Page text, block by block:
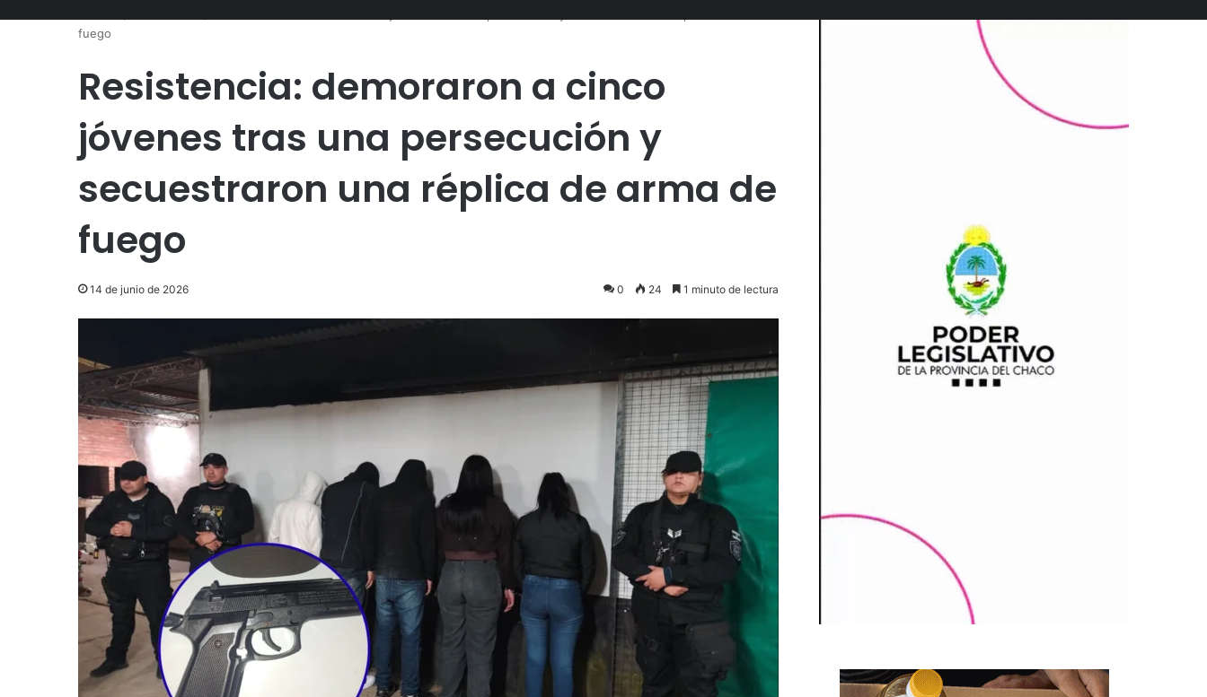
fuego
Resistencia: demoraron a cinco
jóvenes tras una persecución y
secuestraron una réplica de arma de
fuego
14 de junio de 2026 0 24 1 minuto de lectura